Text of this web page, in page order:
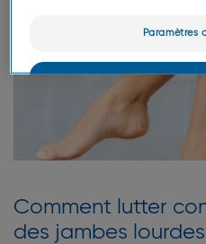
Comment lutter
des jambes
Paramètres
Uniquement